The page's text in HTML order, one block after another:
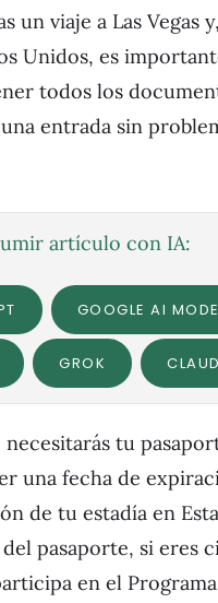
un viaje a Las Vegas
Unidos, es
todos los
entrada sin
artículo con IA:
GOOGLE AI MODE
GROK
tu
una fecha de
de tu estadía en
pasaporte, si eres
en el